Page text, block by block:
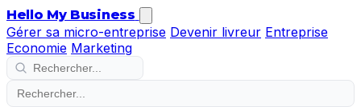
Hello My Business
Gérer sa micro-entreprise Devenir livreur Entreprise
Economie Marketing